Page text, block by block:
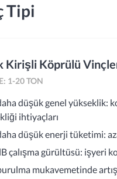
Tipi
Kirişli Köprülü
1-20 TON
düşük genel yükseklik:
ihtiyaçları
düşük enerji tüketimi:
çalışma gürültüsü: işyeri
mukavemetinde